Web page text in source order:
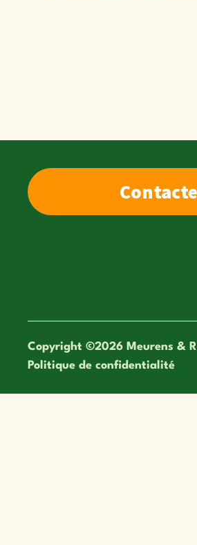
Copyright ©2026 Meurens &
Politique de confidentialité